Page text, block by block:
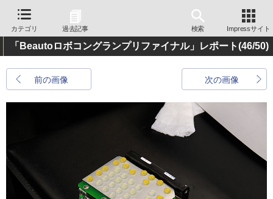
カテゴリ 過去記事 検索 Impressサイト
「Beautoロボコングランプリファイナル」レポート(46/50)
前の画像 次の画像